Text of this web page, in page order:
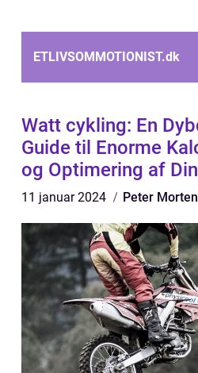
ETLIVSOMMOTIONIST.dk
Watt cykling: En
Guide til Enorme
og Optimering af
11 januar 2024 Peter